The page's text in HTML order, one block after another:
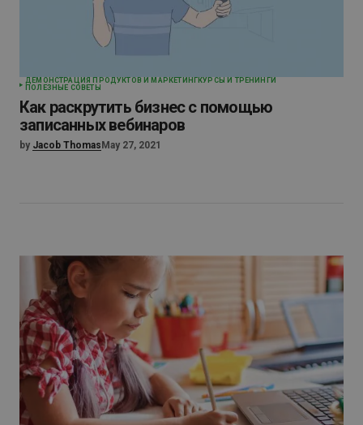
ДЕМОНСТРАЦИЯ ПРОДУКТОВ И МАРКЕТИНГ КУРСЫ И ТРЕНИНГИ
ПОЛЕЗНЫЕ СОВЕТЫ
Как раскрутить бизнес с помощью
записанных вебинаров
by Jacob Thomas May 27, 2021